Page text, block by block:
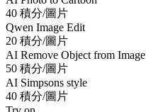
40 積分/圖片
Qwen Image Edit
20 積分/圖片
AI Remove Object from Image
50 積分/圖片
AI Simpsons style
40 積分/圖片